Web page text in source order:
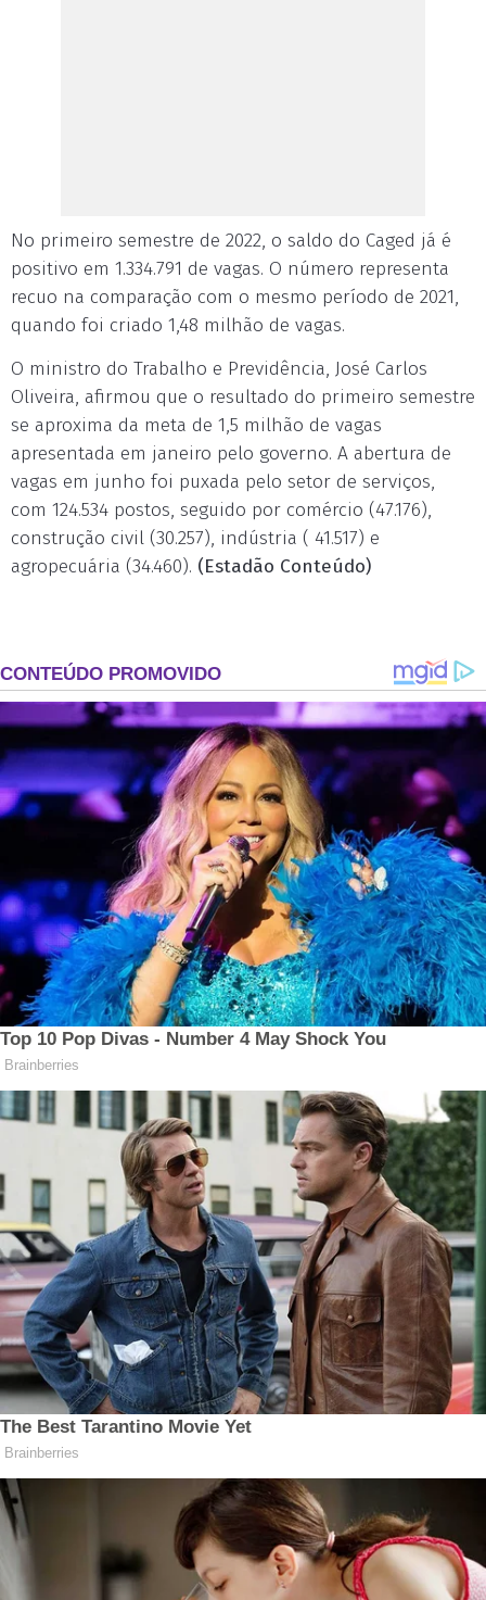
No primeiro semestre de 2022, o saldo do Caged já é
positivo em 1.334.791 de vagas. O número representa
recuo na comparação com o mesmo período de 2021,
quando foi criado 1,48 milhão de vagas.
O ministro do Trabalho e Previdência, José Carlos
Oliveira, afirmou que o resultado do primeiro semestre
se aproxima da meta de 1,5 milhão de vagas
apresentada em janeiro pelo governo. A abertura de
vagas em junho foi puxada pelo setor de serviços,
com 124.534 postos, seguido por comércio (47.176),
construção civil (30.257), indústria ( 41.517) e
agropecuária (34.460). (Estadão Conteúdo)